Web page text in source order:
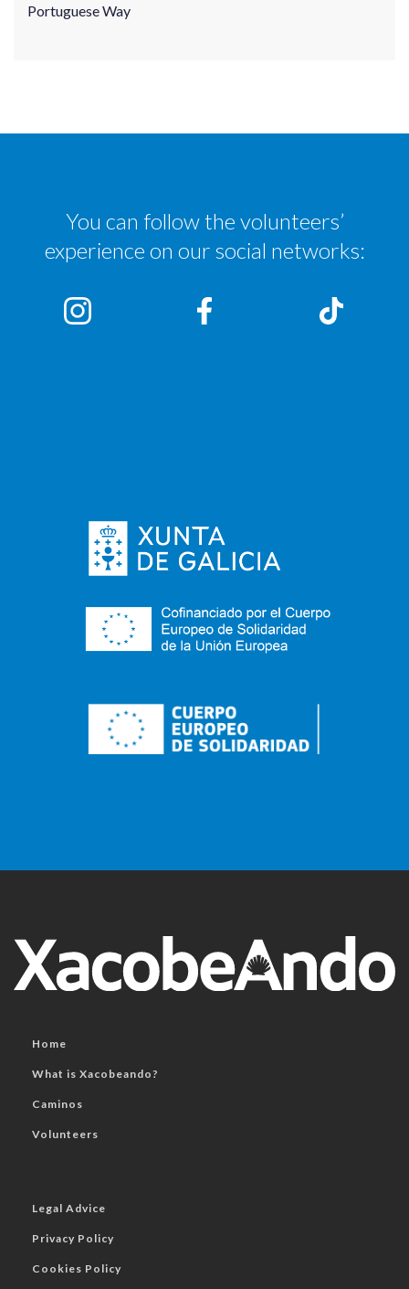
Portuguese Way
You can follow the volunteers’
experience on our social networks:
Home
What is Xacobeando?
Caminos
Volunteers
Legal Advice
Privacy Policy
Cookies Policy